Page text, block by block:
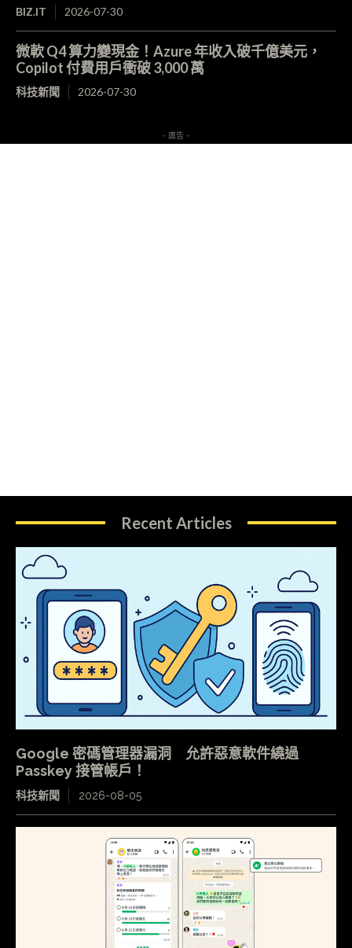
BIZ.IT 2026-07-30
微軟 Q4 算力變現金！Azure 年收入破千億美元，
Copilot 付費用戶衝破 3,000 萬
科技新聞 2026-07-30
- 廣告 -
Recent Articles
Google 密碼管理器漏洞 允許惡意軟件繞過
Passkey 接管帳戶！
科技新聞 2026-08-05